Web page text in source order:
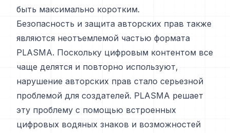
быть максимально коротким.
Безопасность и защита авторских прав также
являются неотъемлемой частью формата
PLASMA. Поскольку цифровым контентом все
чаще делятся и повторно используют,
нарушение авторских прав стало серьезной
проблемой для создателей. PLASMA решает
эту проблему с помощью встроенных
цифровых водяных знаков и возможностей